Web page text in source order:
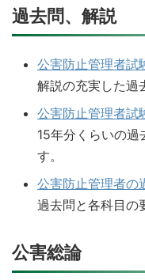
過去問、解説
公害防止管理者試
解説の充実した過
公害防止管理者試
15年分くらいの過
す。
公害防止管理者の
過去問と各科目の
公害総論